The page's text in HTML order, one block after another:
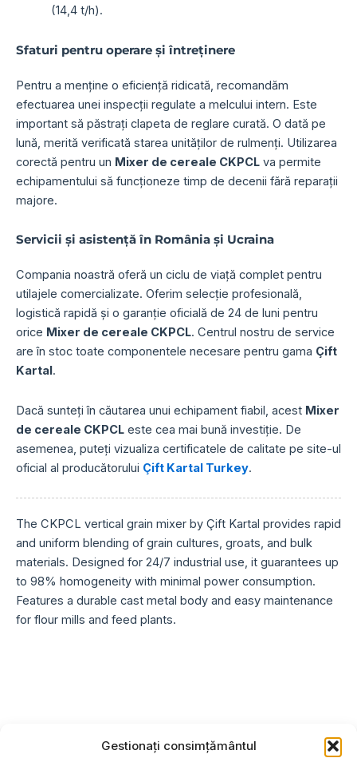
Gestionați consimțământul
(14,4 t/h).
Sfaturi pentru operare și întreținere
Pentru a menține o eficiență ridicată, recomandăm
efectuarea unei inspecții regulate a melcului intern. Este
important să păstrați clapeta de reglare curată. O dată pe
lună, merită verificată starea unităților de rulmenți. Utilizarea
corectă pentru un Mixer de cereale CKPCL va permite
echipamentului să funcționeze timp de decenii fără reparații
majore.
Servicii și asistență în România și Ucraina
Compania noastră oferă un ciclu de viață complet pentru
utilajele comercializate. Oferim selecție profesională,
logistică rapidă și o garanție oficială de 24 de luni pentru
orice Mixer de cereale CKPCL. Centrul nostru de service
are în stoc toate componentele necesare pentru gama Çift
Kartal.
Dacă sunteți în căutarea unui echipament fiabil, acest Mixer
de cereale CKPCL este cea mai bună investiție. De
asemenea, puteți vizualiza certificatele de calitate pe site-ul
oficial al producătorului Çift Kartal Turkey.
The CKPCL vertical grain mixer by Çift Kartal provides rapid
and uniform blending of grain cultures, groats, and bulk
materials. Designed for 24/7 industrial use, it guarantees up
to 98% homogeneity with minimal power consumption.
Features a durable cast metal body and easy maintenance
for flour mills and feed plants.